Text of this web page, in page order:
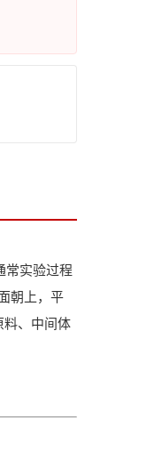
常实验过程
朝上，平
、中间体